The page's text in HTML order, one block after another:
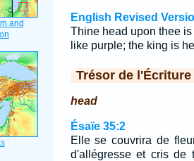
English Revised
Thine head upon thee
like purple; the king is
Trésor de l'Écriture
head
Ésaïe 35:2
Elle se couvrira de
d'allégresse et cris de